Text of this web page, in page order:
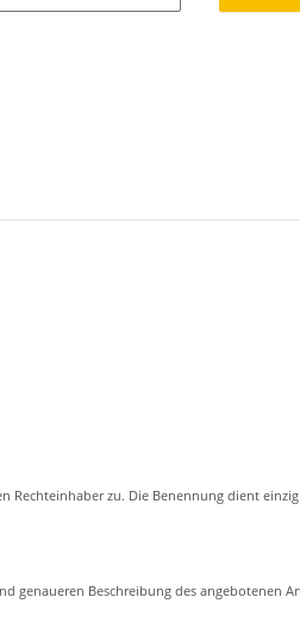
Rechteinhaber zu. Die Benennung dient
genaueren Beschreibung des angebotenen